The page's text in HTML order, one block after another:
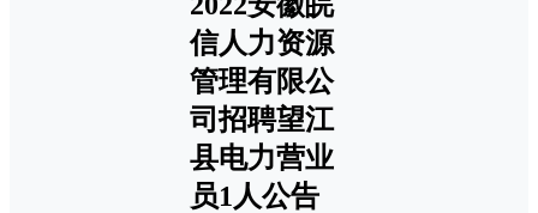
信人力资源
管理有限公
司招聘望江
县电力营业
员1人公告